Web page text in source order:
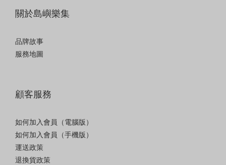
關於島嶼樂集
品牌故事
服務地圖
顧客服務
如何加入會員（電腦版）
如何加入會員（手機版）
運送政策
退換貨政策